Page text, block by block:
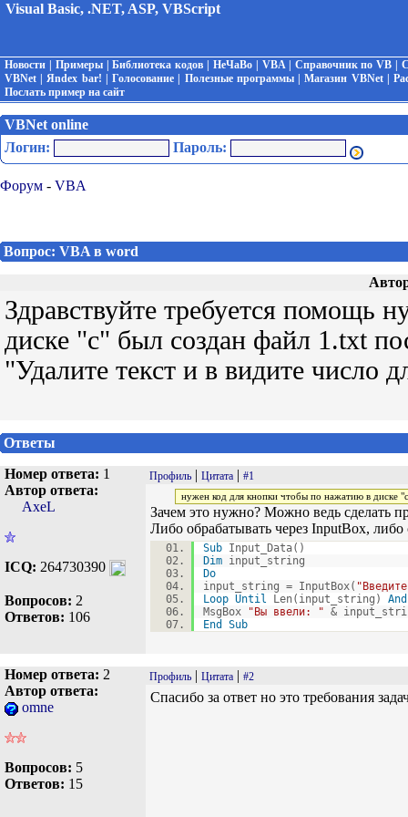
Visual Basic, .NET, ASP, VBScript
Новости Примеры|Библиотека кодов |НеЧаВо VBA| Справочник по VB |
VBNet |Яndex bar! |Голосование Полезные программы|Магазин VBNet|
Послать пример на сайт
VBNet online
Логин:
Пароль:
Форум - VBA
Вопрос: VBA в word
Здравствуйте требуется помощь
диске "с" был создан файл 1.txt
"Удалите текст и в видите число
Ответы
Номер ответа: 1
Автор ответа:
AxeL
ICQ: 264730390
Вопросов: 2
Ответов: 106
Профиль | Цитата | #1
нужен код для кнопки чтобы по нажатию в диске
Зачем это нужно? Можно ведь сделать
Либо обрабатывать через InputBox,
Sub Input_Data()
Dim input_string
Do
input_string = InputBox(
Loop Until Len(input_string) And
MsgBox
"Вы ввели: " &
End
Sub
Номер ответа: 2
Автор ответа:
omne
Вопросов: 5
Ответов: 15
Профиль | Цитата | #2
Спасибо за ответ но это требования